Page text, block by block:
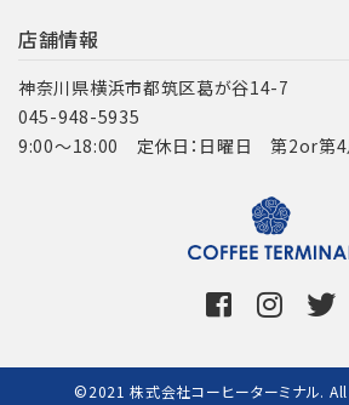
店舗情報
神奈川県横浜市都筑区葛が谷14-7
045-948-5935
9:00～18:00 定休日：日曜日 第2or第4
©2021 株式会社コーヒーターミナル.